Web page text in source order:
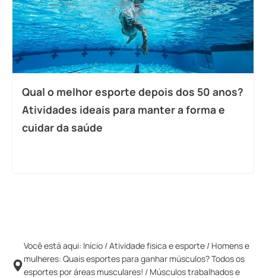
Qual o melhor esporte depois dos 50 anos?
Atividades ideais para manter a forma e
cuidar da saúde
Você está aqui: Início /Atividade fisica e esporte / Homens e
mulheres: Quais esportes para ganhar músculos? Todos os
esportes por áreas musculares! / Músculos trabalhados e